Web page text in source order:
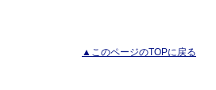
▲このページのTOPに戻る